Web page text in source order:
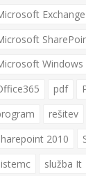
Windows
pdf
rešitev
2010
služba It